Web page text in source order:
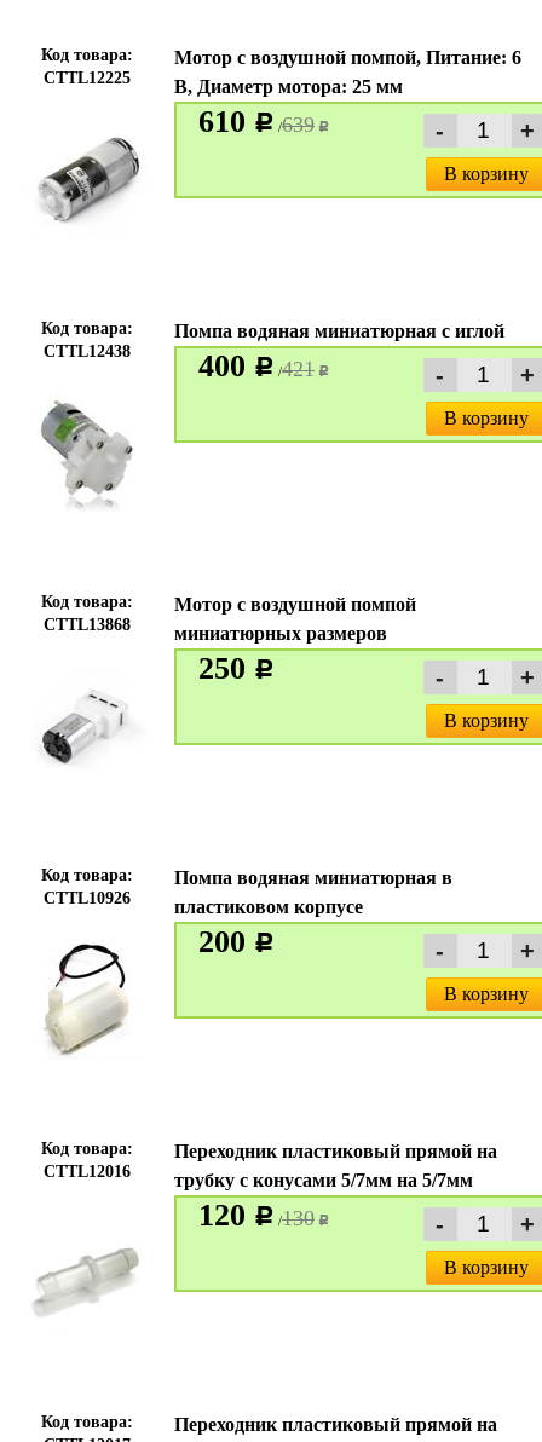
Код товара:
CTTL12225
Мотор с воздушной помпой, Питание: 6
В, Диаметр мотора: 25 мм
610 c /639 c
В корзину
Код товара:
CTTL12438
Помпа водяная миниатюрная с иглой
400 c /421 c
В корзину
Код товара:
CTTL13868
Мотор с воздушной помпой
миниатюрных размеров
250 c
В корзину
Код товара:
CTTL10926
Помпа водяная миниатюрная в
пластиковом корпусе
200 c
В корзину
Код товара:
CTTL12016
Переходник пластиковый прямой на
трубку с конусами 5/7мм на 5/7мм
120 c /130 c
В корзину
Код товара:
Переходник пластиковый прямой на